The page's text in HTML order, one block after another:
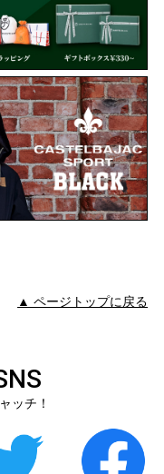
▲ ページトップに戻る
ッチ！